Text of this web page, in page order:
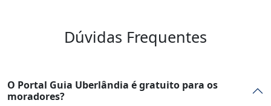
Dúvidas Frequentes
O Portal Guia Uberlândia é gratuito para os
moradores?